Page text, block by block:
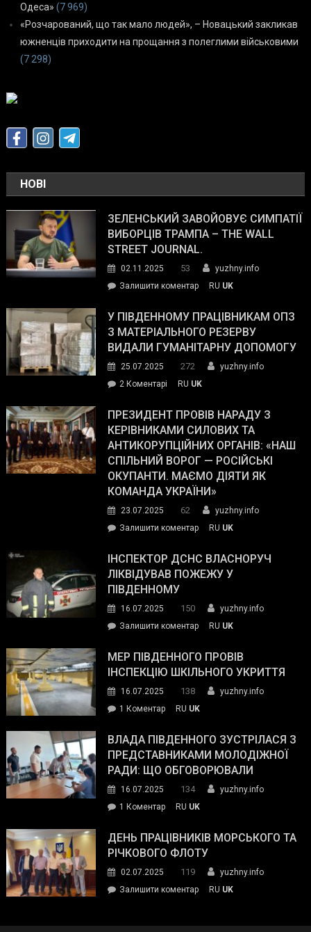
Одеса» (7 969)
«Розчарований, що так мало людей», – Новацький закликав
южненців приходити на прощання з полеглими військовими
(7 298)
НОВІ
ЗЕЛЕНСЬКИЙ ЗАВОЙОВУЄ СИМПАТІЇ
ВИБОРЦІВ ТРАМПА – THE WALL
STREET JOURNAL.
02.11.2025 53
yuzhny.info
Залишити коментарon
завойовує
симпатії
виборців
The
Street
Journal.
RU UK
У ПІВДЕННОМУ ПРАЦІВНИКАМ ОПЗ
З МАТЕРІАЛЬНОГО РЕЗЕРВУ
ВИДАЛИ ГУМАНІТАРНУ ДОПОМОГУ
25.07.2025 272
yuzhny.info
2 Коментарі
Південному
працівникам
ОПЗ
з
матеріального
резерву
гуманітарну
допомогу
RU UK
ПРЕЗИДЕНТ ПРОВІВ НАРАДУ З
КЕРІВНИКАМИ СИЛОВИХ ТА
АНТИКОРУПЦІЙНИХ ОРГАНІВ: «НАШ
СПІЛЬНИЙ ВОРОГ — РОСІЙСЬКІ
ОКУПАНТИ. МАЄМО ДІЯТИ ЯК
КОМАНДА УКРАЇНИ»
23.07.2025 62
yuzhny.info
Залишити коментарon
провів
нараду
силових
та
органів:
«Наш
спільний
окупанти.
Маємо
діяти
команда
RU UK
ІНСПЕКТОР ДСНС ВЛАСНОРУЧ
ЛІКВІДУВАВ ПОЖЕЖУ У
ПІВДЕННОМУ
16.07.2025 150
yuzhny.info
Залишити коментарon
ДСНС
власноруч
пожежу
у
RU UK
МЕР ПІВДЕННОГО ПРОВІВ
ІНСПЕКЦІЮ ШКІЛЬНОГО УКРИТТЯ
16.07.2025 138
yuzhny.info
1 Коментардо
Південного
провів
інспекцію
укриття
RU UK
ВЛАДА ПІВДЕННОГО ЗУСТРІЛАСЯ З
ПРЕДСТАВНИКАМИ МОЛОДІЖНОЇ
РАДИ: ЩО ОБГОВОРЮВАЛИ
16.07.2025 134
yuzhny.info
1 Коментардо
Південного
зустрілася
представниками
молодіжної
RU UK
ДЕНЬ ПРАЦІВНИКІВ МОРСЬКОГО ТА
РІЧКОВОГО ФЛОТУ
02.07.2025 119
yuzhny.info
Залишити коментарon
RU UK